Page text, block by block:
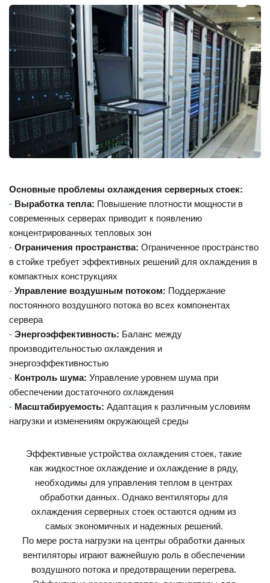
Основные проблемы охлаждения серверных стоек:
- Выработка тепла: Повышение плотности мощности в
современных серверах приводит к появлению
концентрированных тепловых зон
- Ограничения пространства: Ограниченное пространство
в стойке требует эффективных решений для охлаждения в
компактных конструкциях
- Управление воздушным потоком: Поддержание
постоянного воздушного потока во всех компонентах
сервера
- Энергоэффективность: Баланс между
производительностью охлаждения и
энергоэффективностью
- Контроль шума: Управление уровнем шума при
обеспечении достаточного охлаждения
- Масштабируемость: Адаптация к различным условиям
нагрузки и изменениям окружающей среды
Эффективные устройства охлаждения стоек, такие
как жидкостное охлаждение и охлаждение в ряду,
необходимы для управления теплом в центрах
обработки данных. Однако вентиляторы для
охлаждения серверных стоек остаются одним из
самых экономичных и надежных решений.
По мере роста нагрузки на центры обработки данных
вентиляторы играют важнейшую роль в обеспечении
воздушного потока и предотвращении перегрева.